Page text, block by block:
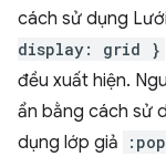
cách sử dụng
display: grid }
đều xuất hiện.
ẩn bằng cách sử
dụng lớp giả